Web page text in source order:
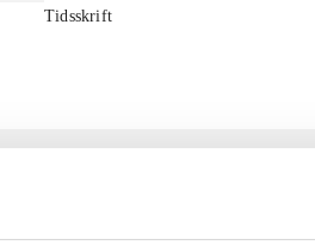
Tidsskrift